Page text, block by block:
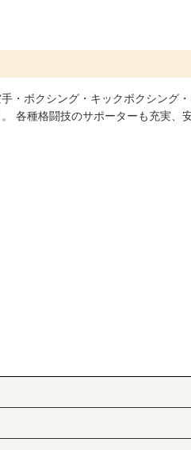
・ボクシング・キックボクシング
各種格闘技のサポーターも充実